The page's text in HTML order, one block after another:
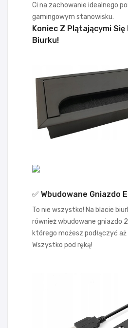
Ci na zachowanie idealnego
gamingowym stanowisku.
Koniec Z Plątającymi Się
Biurku!
✅ Wbudowane Gniazdo
To nie wszystko! Na blacie
również wbudowane gniazdo
którego możesz podłączyć
Wszystko pod ręką!